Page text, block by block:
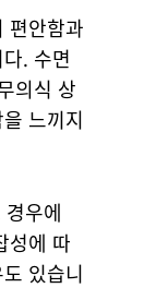
편안함과
. 수면
의식 상
느끼지
우에
성에 따
있습니